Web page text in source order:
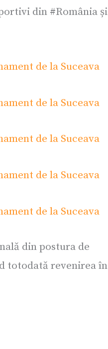
din #România și
din postura de
totodată revenirea în